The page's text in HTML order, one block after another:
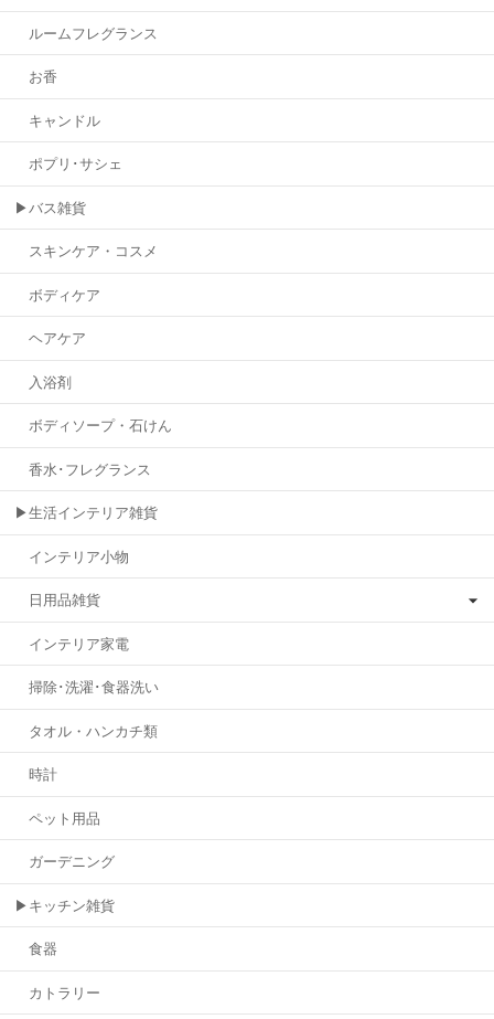
ルームフレグランス
お香
キャンドル
ポプリ･サシェ
▶バス雑貨
スキンケア・コスメ
ボディケア
ヘアケア
入浴剤
ボディソープ・石けん
香水･フレグランス
▶生活インテリア雑貨
インテリア小物
日用品雑貨
インテリア家電
掃除･洗濯･食器洗い
タオル・ハンカチ類
時計
ペット用品
ガーデニング
▶キッチン雑貨
食器
カトラリー